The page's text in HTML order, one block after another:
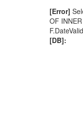
[Error]
OF
[DB]: